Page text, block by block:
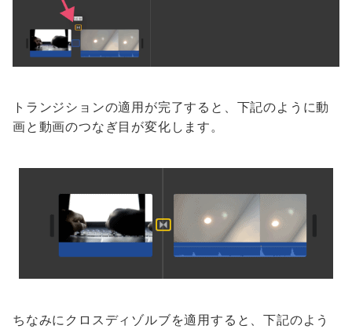
トランジションの適用が完了すると、下記のように動
画と動画のつなぎ目が変化します。
ちなみにクロスディゾルブを適用すると、下記のよう